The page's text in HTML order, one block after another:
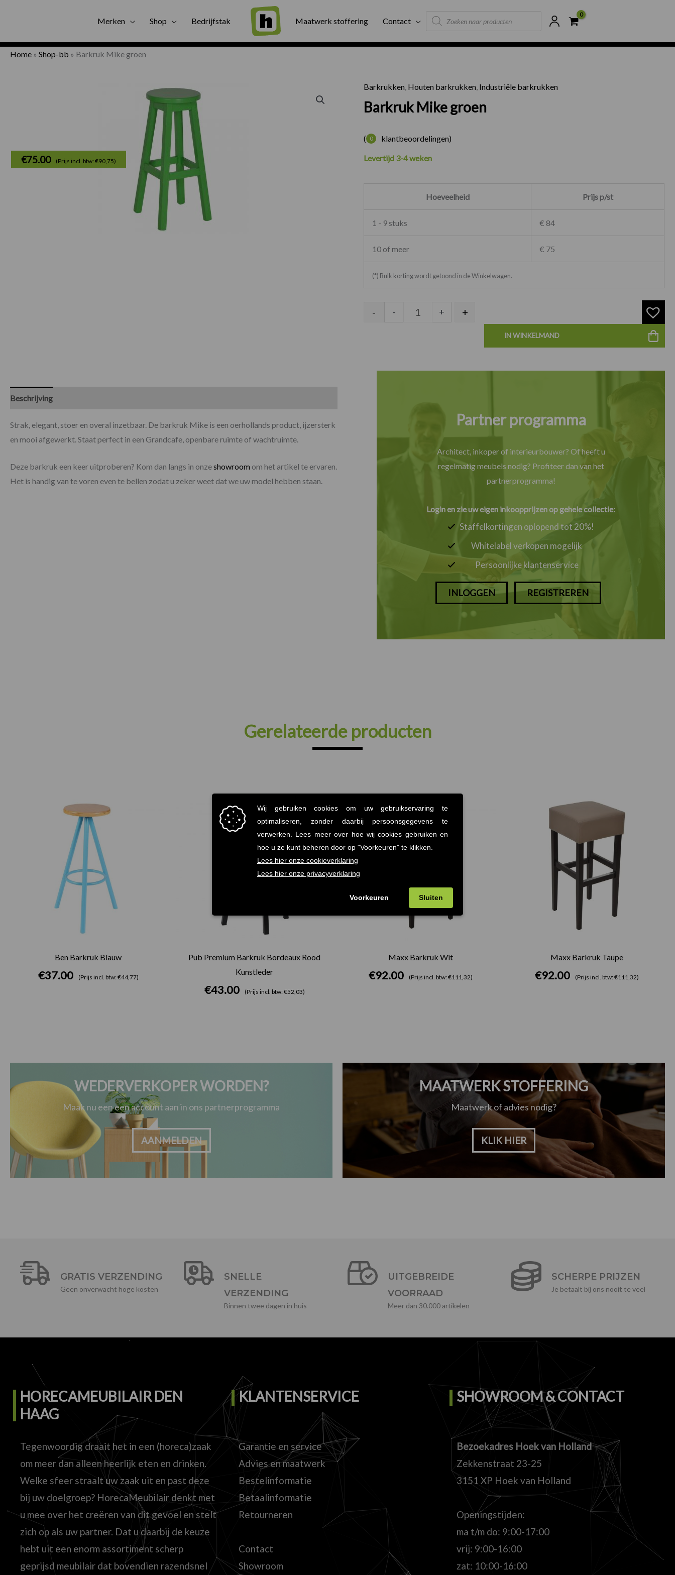
Merken Shop Bedrijfstak Maatwerk stoffering Contact
Products
search
Gratis bezorging Binnen twee werkdagen geleverd Externe voorraad Scherpste prijzen van NL
Home » Shop-bb » Barkruk Mike groen
Barkrukken, Houten barkrukken, Industriële barkrukken
Barkruk Mike groen
( 0 klantbeoordelingen)
€75.00 (Prijs incl. btw: €90,75) Levertijd 3-4 weken
Hoeveelheid Prijs p/st
1 - 9 stuks € 84
10 of meer € 75
(*) Bulk korting wordt getoond in de Winkelwagen.
Barkruk Mike groen aantal
- - + +
IN WINKELMAND
Beschrijving
Strak, elegant, stoer en overal inzetbaar. De barkruk Mike is een oerhollands product, ijzersterk
en mooi afgewerkt. Staat perfect in een Grandcafe, openbare ruimte of wachtruimte.
Deze barkruk een keer uitproberen? Kom dan langs in onzeshowroom om het artikel te ervaren.
Het is handig van te voren even te bellen zodat u zeker weet dat we uw model hebben staan.
Partner programma
Architect, inkoper of interieurbouwer? Of heeft u
regelmatig meubels nodig? Profiteer dan van het
partnerprogramma!
Login en zie uw eigen inkoopprijzen op gehele collectie:
Staffelkortingen oplopend tot 20%!
Whitelabel verkopen mogelijk
Persoonlijke klantenservice
INLOGGEN REGISTREREN
Gerelateerde producten
Ben Barkruk Blauw
€37.00 (Prijs incl. btw: €44,77)
Pub Premium Barkruk Bordeaux Rood
Kunstleder
€43.00 (Prijs incl. btw: €52,03)
Maxx Barkruk Wit
€92.00 (Prijs incl. btw: €111,32)
Maxx Barkruk Taupe
€92.00 (Prijs incl. btw: €111,32)
WEDERVERKOPER WORDEN?
Maak nu een een account aan in ons partnerprogramma
AANMELDEN
MAATWERK STOFFERING
Maatwerk of advies nodig?
KLIK HIER
GRATIS VERZENDING
Geen onverwacht hoge kosten
SNELLE
VERZENDING
Binnen twee dagen in huis
UITGEBREIDE
VOORRAAD
Meer dan 30.000 artikelen
SCHERPE PRIJZEN
Je betaalt bij ons nooit te veel
HORECAMEUBILAIR DEN
HAAG
Tegenwoordig draait het in een (horeca)zaak
om meer dan alleen heerlijk eten en drinken.
Welke sfeer straalt uw zaak uit en past deze
bij uw doelgroep? HorecaMeubilair denkt met
u mee over het creëren van dit gevoel en stelt
zich op als uw partner. Dat u daarbij de keuze
hebt uit een enorm assortiment scherp
geprijsd meubilair dat bovendien razendsnel
KLANTENSERVICE
Garantie en service
Advies en maatwerk
Bestelinformatie
Betaalinformatie
Retourneren
Contact
Showroom
SHOWROOM & CONTACT
Bezoekadres Hoek van Holland
Zekkenstraat 23-25
3151 XP Hoek van Holland
Openingstijden:
ma t/m do: 9:00-17:00
vrij: 9:00-16:00
zat: 10:00-16:00